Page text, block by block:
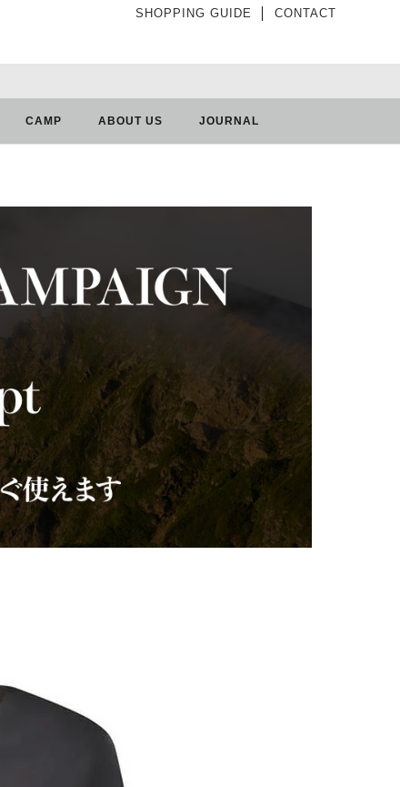
SHOPPING GUIDE CONTACT
CAMP ABOUT US JOURNAL